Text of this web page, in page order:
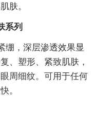
肤。
系列
绷，深层渗透效果显
、塑形、紧致肌肤，
周细纹。可用于任何
。